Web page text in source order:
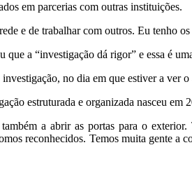
em parcerias com outras instituições.
e de trabalhar com outros. Eu tenho
a “investigação dá rigor” e essa é
no dia em que estiver a ver
estruturada e organizada nasceu em
a abrir as portas para o
reconhecidos. Temos muita gente a